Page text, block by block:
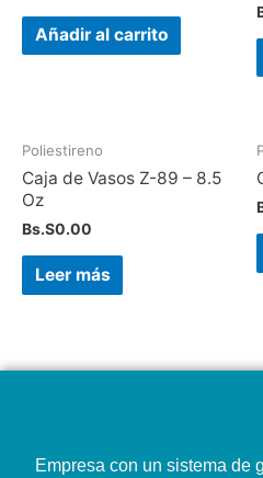
Añadir al carrito
Poliestireno
Caja de Vasos Z-89 – 8.5
Oz
Bs.S0.00
Leer más
Empresa con un sistema de